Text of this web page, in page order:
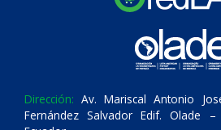
Dirección: Av. Mariscal Antonio
Fernández Salvador Edif. Olade